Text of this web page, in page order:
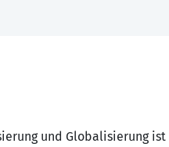
und Globalisierung